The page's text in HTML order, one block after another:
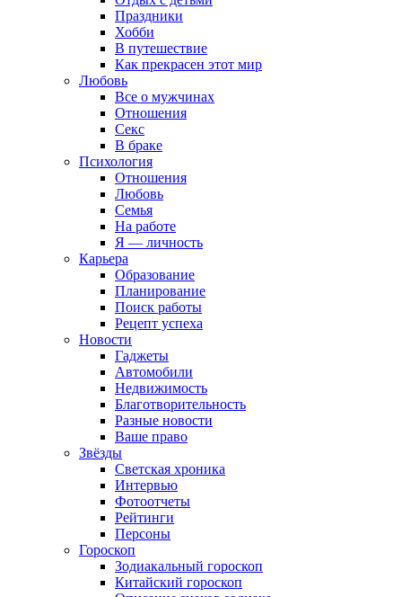
Праздники
Хобби
В путешествие
Как прекрасен этот мир
Любовь
Все о мужчинах
Отношения
Секс
В браке
Психология
Отношения
Любовь
Семья
На работе
Я — личность
Карьера
Образование
Планирование
Поиск работы
Рецепт успеха
Новости
Гаджеты
Автомобили
Недвижимость
Благотворительность
Разные новости
Ваше право
Звёзды
Светская хроника
Интервью
Фотоотчеты
Рейтинги
Персоны
Гороскоп
Зодиакальный гороскоп
Китайский гороскоп